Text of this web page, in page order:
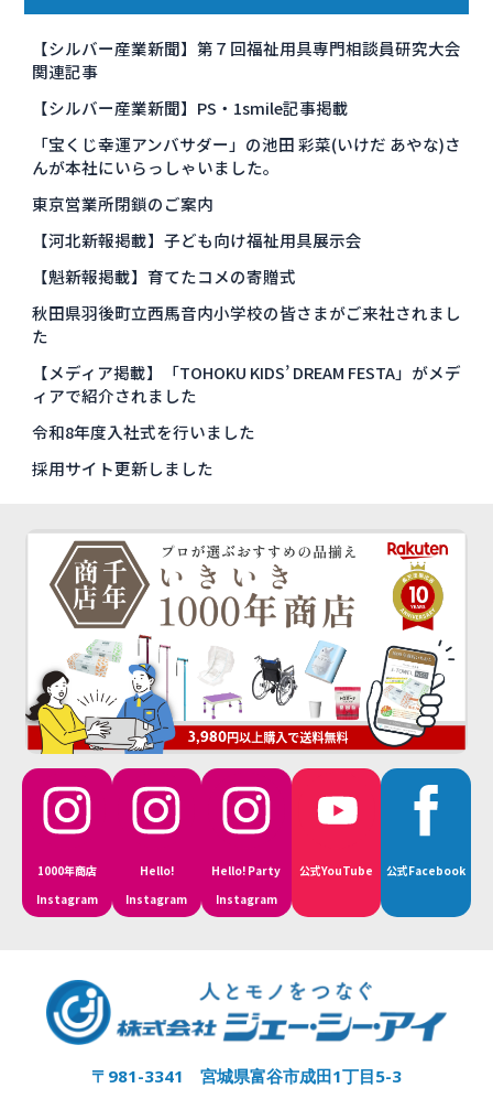
【シルバー産業新聞】第７回福祉用具専門相談員研究大会
関連記事
【シルバー産業新聞】PS・1smile記事掲載
「宝くじ幸運アンバサダー」の池田 彩菜(いけだ あやな)さ
んが本社にいらっしゃいました。
東京営業所閉鎖のご案内
【河北新報掲載】子ども向け福祉用具展示会
【魁新報掲載】育てたコメの寄贈式
秋田県羽後町立西馬音内小学校の皆さまがご来社されまし
た
【メディア掲載】「TOHOKU KIDS’ DREAM FESTA」がメデ
ィアで紹介されました
令和8年度入社式を行いました
採用サイト更新しました
1000年商店
Instagram
Hello!
Instagram
Hello! Party
Instagram
公式YouTube 公式Facebook
〒981-3341 宮城県富谷市成田1丁目5-3